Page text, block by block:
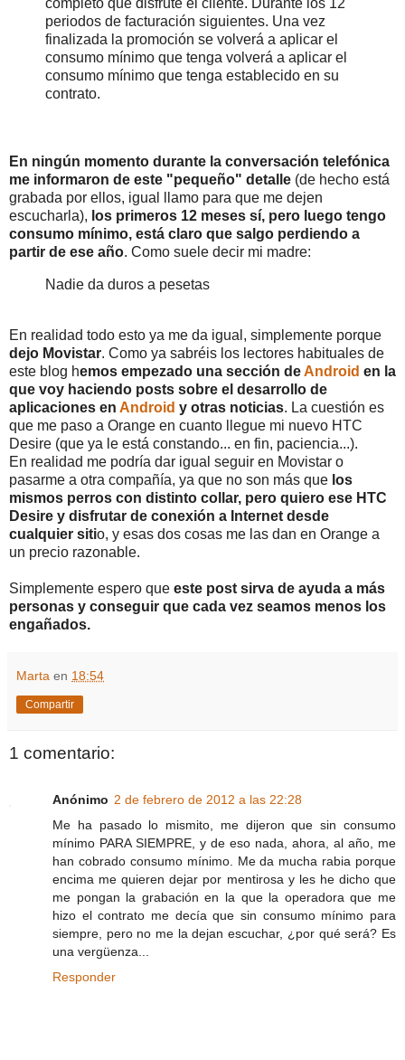
periodos de facturación siguientes. Una vez
finalizada la promoción se volverá a aplicar el
consumo mínimo que tenga volverá a aplicar el
consumo mínimo que tenga establecido en su
contrato.
En ningún momento durante la conversación telefónica
me informaron de este "pequeño" detalle (de hecho está
grabada por ellos, igual llamo para que me dejen
escucharla), los primeros 12 meses sí, pero luego tengo
consumo mínimo, está claro que salgo perdiendo a
partir de ese año. Como suele decir mi madre:
Nadie da duros a pesetas
En realidad todo esto ya me da igual, simplemente porque
dejo Movistar. Como ya sabréis los lectores habituales de
este blog hemos empezado una sección deAndroid en la
que voy haciendo posts sobre el desarrollo de
aplicaciones en Android y otras noticias. La cuestión es
que me paso a Orange en cuanto llegue mi nuevo HTC
Desire (que ya le está constando... en fin, paciencia...).
En realidad me podría dar igual seguir en Movistar o
pasarme a otra compañía, ya que no son más que los
mismos perros con distinto collar, pero quiero ese HTC
Desire y disfrutar de conexión a Internet desde
cualquier sitio, y esas dos cosas me las dan en Orange a
un precio razonable.
Simplemente espero que este post sirva de ayuda a más
personas y conseguir que cada vez seamos menos los
engañados.
Marta en 18:54
Compartir
1 comentario:
Anónimo 2 de febrero de 2012 a las 22:28
Me ha pasado lo mismito, me dijeron que sin consumo
mínimo PARA SIEMPRE, y de eso nada, ahora, al año, me
han cobrado consumo mínimo. Me da mucha rabia porque
encima me quieren dejar por mentirosa y les he dicho que
me pongan la grabación en la que la operadora que me
hizo el contrato me decía que sin consumo mínimo para
siempre, pero no me la dejan escuchar, ¿por qué será? Es
una vergüenza...
Responder